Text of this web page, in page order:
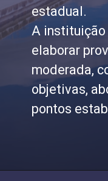
estadual.
A instituição
elaborar
moderada,
objetivas,
pontos